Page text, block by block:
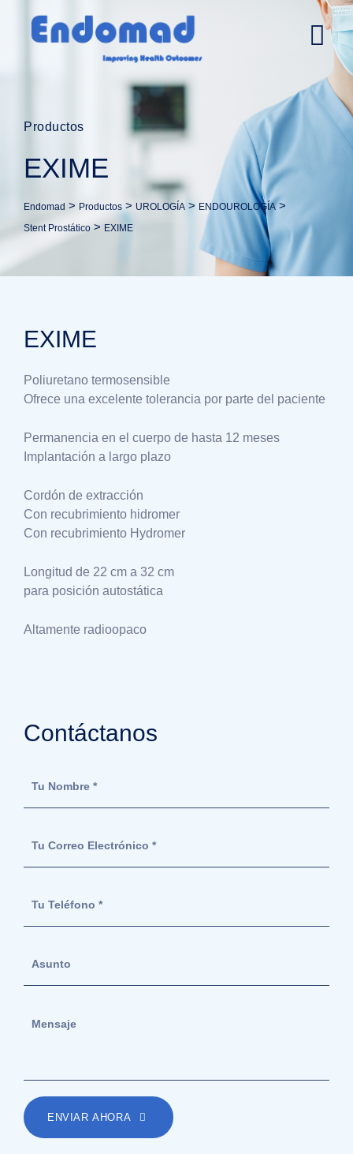
Productos
EXIME
Endomad > Productos > UROLOGÍA > ENDOUROLOGÍA>
Stent Prostático > EXIME
EXIME
Poliuretano termosensible
Ofrece una excelente tolerancia por parte del paciente
Permanencia en el cuerpo de hasta 12 meses
Implantación a largo plazo
Cordón de extracción
Con recubrimiento hidromer
Con recubrimiento Hydromer
Longitud de 22 cm a 32 cm
para posición autostática
Altamente radioopaco
Contáctanos
ENVIAR AHORA